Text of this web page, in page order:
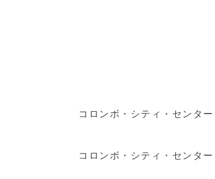
コロンボ・シティ・セン
コロンボ・シティ・センタ